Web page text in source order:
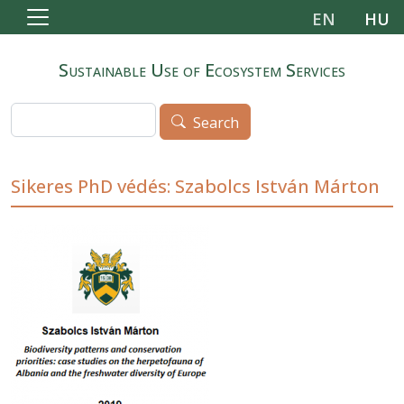
Skip to main content EN HU
Sustainable Use of Ecosystem Services
Search
Search
Sikeres PhD védés: Szabolcs István Márton